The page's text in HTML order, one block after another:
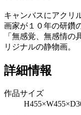
キャンバスにアクリ
画家が１０年の研鑽
「無感覚、無感情
リジナルの静物画。
詳細情報
作品サイズ